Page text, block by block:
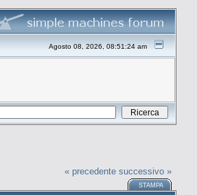
Agosto 08, 2026, 08:51:24 am
« precedente successivo »
STAMPA